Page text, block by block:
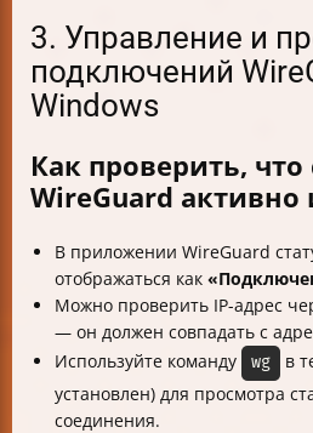
3. Управление и
подключений
Windows
Как проверить,
WireGuard активно
В приложении WireGuard
отображаться как
Можно проверить IP-адрес
— он должен совпадать с
Используйте команду
wg
в
установлен) для просмотра
соединения.